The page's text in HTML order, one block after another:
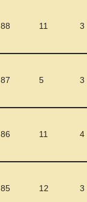
88 11 3
87 5 3
86 11 4
85 12 3